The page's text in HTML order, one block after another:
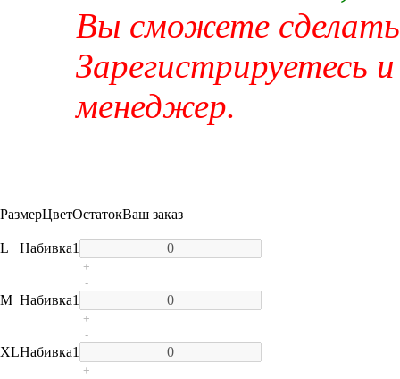
Вы сможете сделать
Зарегистрируетесь
менеджер.
РазмерЦветОстатокВаш заказ
L Набивка1
-
+
M Набивка1
-
+
XLНабивка1
-
+